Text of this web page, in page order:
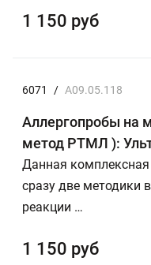
1 150 руб
6071 / A09.05.118
Аллергопробы на
метод РТМЛ ):
Данная
сразу две методики
реакции …
1 150 руб